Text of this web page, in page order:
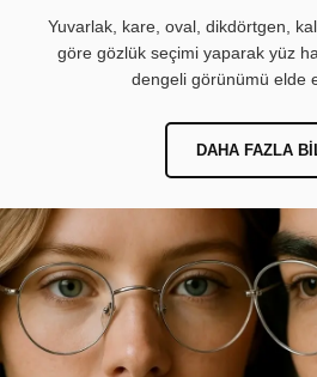
Yuvarlak, kare, oval, dikdörtgen,
göre gözlük seçimi yaparak yüz
dengeli görünümü elde
DAHA FAZLA